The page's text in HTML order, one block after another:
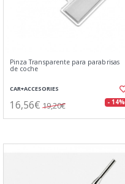
Pinza Transparente para parabrisas
de coche
CAR+ACCESORIES
16,56€ 19,20€ - 14%